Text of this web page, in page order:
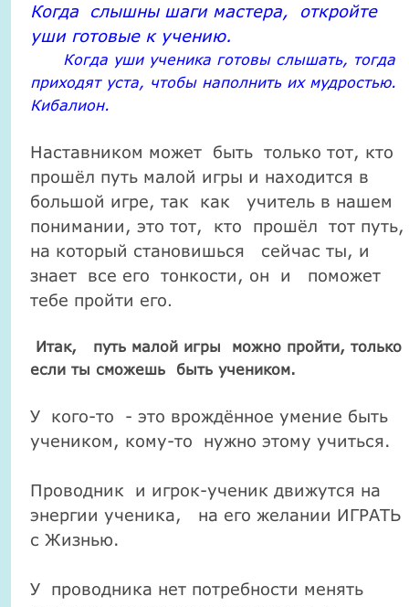
Когда слышны шаги мастера,
откройте
уши готовые к учению.
Когда уши ученика готовы слышать, тогда
приходят уста, чтобы наполнить их мудростью.
Кибалион.
Наставником может быть только тот, кто
прошёл путь малой игры и находится в
большой игре, так как учитель в нашем
понимании, это тот, кто прошёл тот путь,
на который становишься сейчас ты, и
знает все его тонкости, он и поможет
тебе пройти его.
Итак, путь малой игры можно пройти, только
если ты сможешь быть учеником.
У кого-то - это врождённое умение быть
учеником, кому-то нужно этому учиться.
Проводник и игрок-ученик движутся на
энергии ученика, на его желании ИГРАТЬ
с Жизнью.
У проводника нет потребности менять